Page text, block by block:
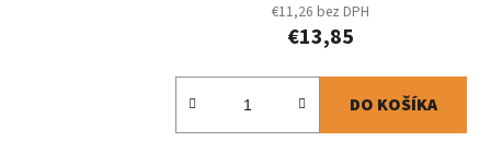
€11,26 bez DPH
€13,85
DO KOŠÍKA